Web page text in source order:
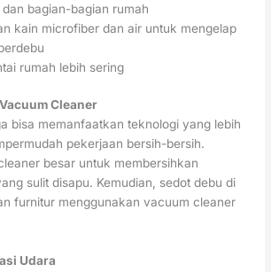
bagian-bagian rumah
kain microfiber dan air untuk mengelap
rumah lebih sering
Cleaner
bisa memanfaatkan teknologi yang lebih
pekerjaan bersih-bersih.
besar untuk membersihkan
sulit disapu. Kemudian, sedot debu di
furnitur menggunakan vacuum cleaner
Udara